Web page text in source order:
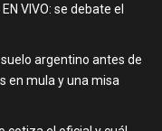
VIVO: se debate el
argentino antes de
en mula y una misa